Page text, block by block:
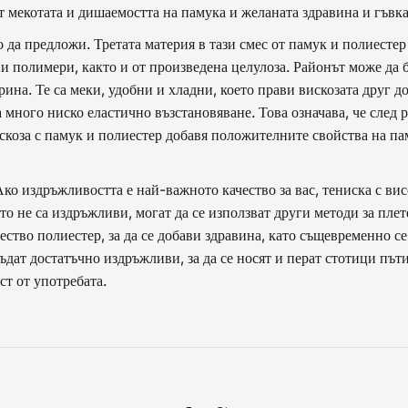
и дишаемостта на памука и желаната здравина и
предложи. Третата материя в тази смес от памук и
полимери, както и от произведена целулоза. Районът може
Те са меки, удобни и хладни, което прави вискозата друг
ниско еластично възстановяване. Това означава, че след
с памук и полиестер добавя положителните свойства на
издръжливостта е най-важното качество за вас, тениска с
не са издръжливи, могат да се използват други методи за
полиестер, за да се добави здравина, като същевременно
достатъчно издръжливи, за да се носят и перат стотици
от употребата.